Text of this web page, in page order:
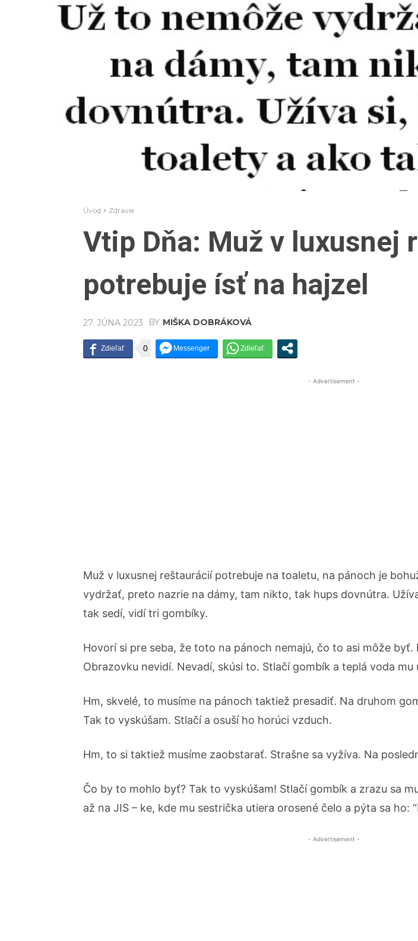
Úvod Zdravie
Vtip Dňa: Muž v luxusnej
potrebuje ísť na hajzel
27. JÚNA 2023 BY MIŠKA DOBRÁKOVÁ
0
- Advertisement -
Muž v luxusnej reštaurácií potrebuje na toaletu, na pánoch je
vydržať, preto nazrie na dámy, tam nikto, tak hups dovnútra.
tak sedí, vidí tri gombíky.
Hovorí si pre seba, že toto na pánoch nemajú, čo to asi môže byť.
Obrazovku nevidí. Nevadí, skúsi to. Stlačí gombík a teplá voda mu
Hm, skvelé, to musíme na pánoch taktiež presadiť. Na druhom
Tak to vyskúšam. Stlačí a osuší ho horúci vzduch.
Hm, to si taktiež musíme zaobstarať. Strašne sa vyžíva. Na
Čo by to mohlo byť? Tak to vyskúšam! Stlačí gombík a zrazu sa
až na JIS – ke, kde mu sestrička utiera orosené čelo a pýta sa ho:
- Advertisement -